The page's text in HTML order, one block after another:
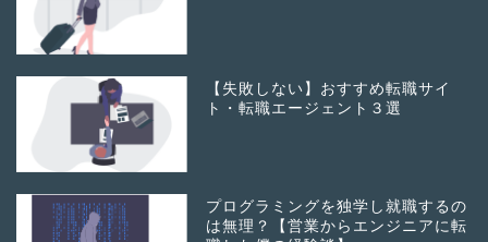
【失敗しない】おすすめ転職サイ
ト・転職エージェント３選
プログラミングを独学し就職するの
は無理？【営業からエンジニアに転